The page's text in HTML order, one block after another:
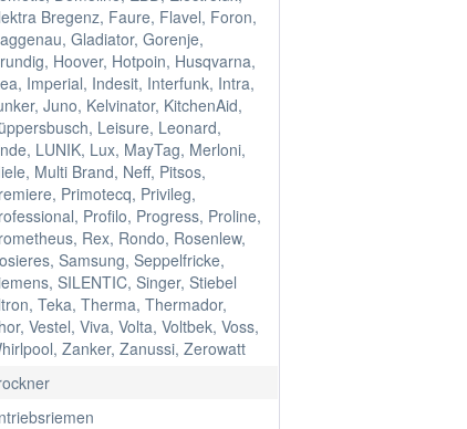
Bregenz, Faure, Flavel, Foron,
Gladiator, Gorenje,
Hoover, Hotpoin, Husqvarna,
Imperial, Indesit, Interfunk, Intra,
Juno, Kelvinator, KitchenAid,
Leisure, Leonard,
LUNIK, Lux, MayTag, Merloni,
Multi Brand, Neff, Pitsos,
Primotecq, Privileg,
Profilo, Progress, Proline,
Rex, Rondo, Rosenlew,
Samsung, Seppelfricke,
SILENTIC, Singer, Stiebel
Teka, Therma, Thermador,
Vestel, Viva, Volta, Voltbek, Voss,
Zanker, Zanussi, Zerowatt